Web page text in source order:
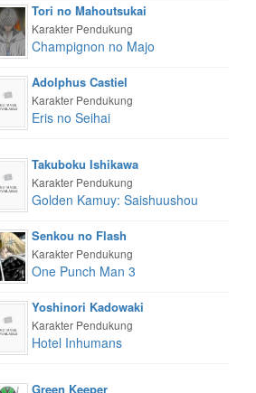
Tori no Mahoutsukai
Karakter Pendukung
Champignon no Majo
Adolphus Castiel
Karakter Pendukung
Eris no Seihai
Takuboku Ishikawa
Karakter Pendukung
Golden Kamuy: Saishuushou
Senkou no Flash
Karakter Pendukung
One Punch Man 3
Yoshinori Kadowaki
Karakter Pendukung
Hotel Inhumans
Green Keeper